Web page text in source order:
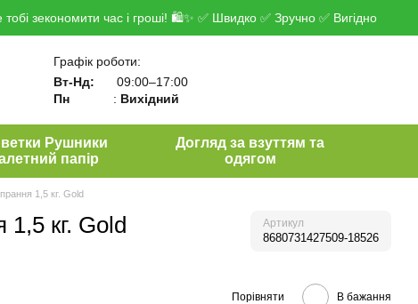
зекономити час і гроші! 🛍✨ ✅ Швидко ✅ Зручно ✅ Вигідно
Графік роботи:
Вт-Нд:
09:00–17:00
Пн
: Вихідний
Рушники
папір
Догляд за взуттям та
одягом
1,5 кг. Gold
кг. Gold Артикул
8680731427509-18526
Порівняти В бажання